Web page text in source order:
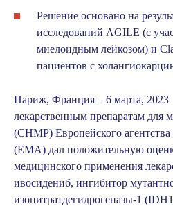
Решение основано на
исследований AGILE (с
миелоидным лейкозом) и
пациентов с
Париж, Франция – 6 марта, 2023
лекарственным препаратам для
(CHMP) Европейского
(EMA) дал положительную
медицинского применения
ивосидениб, ингибитор
изоцитратдегидрогеназы-1